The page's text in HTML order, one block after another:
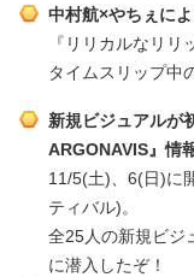
中村航×やちぇに
『リリカルなリリ
タイムスリップ中
新規ビジュアルが
ARGONAVIS』情
11/5(土)、6(日)に
ティバル)。
全25人の新規ビジ
に潜入したぞ！